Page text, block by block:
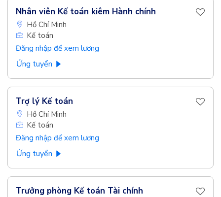
Nhân viên Kế toán kiêm Hành chính
Hồ Chí Minh
Kế toán
Đăng nhập để xem lương
Ứng tuyển
Trợ lý Kế toán
Hồ Chí Minh
Kế toán
Đăng nhập để xem lương
Ứng tuyển
Trưởng phòng Kế toán Tài chính